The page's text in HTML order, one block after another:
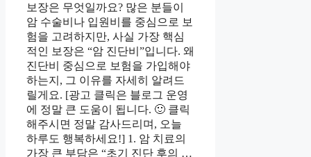
보장은 무엇일까요? 많은 분들이
암 수술비나 입원비를 중심으로 보
험을 고려하지만, 사실 가장 핵심
적인 보장은 “암 진단비”입니다. 왜
진단비 중심으로 보험을 가입해야
하는지, 그 이유를 자세히 알려드
릴게요. [광고 클릭은 블로그 운영
에 정말 큰 도움이 됩니다. 🙂 클릭
해주시면 정말 감사드리며, 오늘
하루도 행복하세요!] 1. 암 치료의
가장 큰 부담은 “초기 진단 후의 …